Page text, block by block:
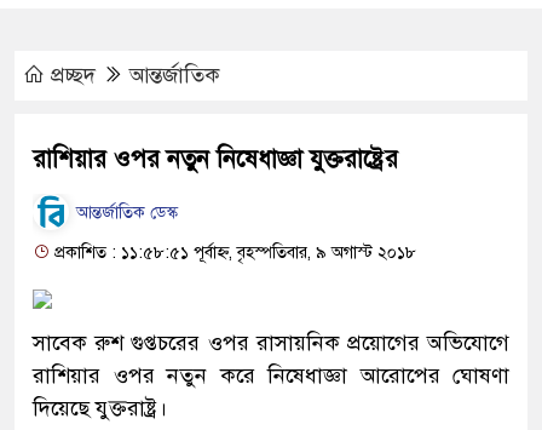
প্রচ্ছদ আন্তর্জাতিক
রাশিয়ার ওপর নতুন নিষেধাজ্ঞা যুক্তরাষ্ট্রের
আন্তর্জাতিক ডেস্ক
প্রকাশিত : ১১:৫৮:৫১ পূর্বাহ্ন, বৃহস্পতিবার, ৯ অগাস্ট ২০১৮
সাবেক রুশ গুপ্তচরের ওপর রাসায়নিক প্রয়োগের অভিযোগে
রাশিয়ার ওপর নতুন করে নিষেধাজ্ঞা আরোপের ঘোষণা
দিয়েছে যুক্তরাষ্ট্র।